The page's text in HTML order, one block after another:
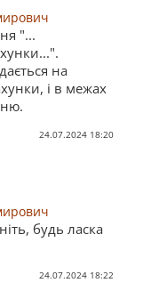
"...
на
і в межах
24.07.2024 18:20
будь ласка
24.07.2024 18:22